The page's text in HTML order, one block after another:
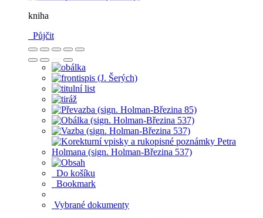
kniha
Půjčit
Do košíku
Bookmark
Vybrané dokumenty